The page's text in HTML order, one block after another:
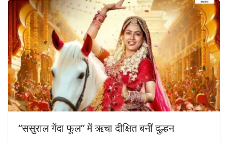
“ससुराल गेंदा फूल” में ऋचा दीक्षित बनीं दुल्हन